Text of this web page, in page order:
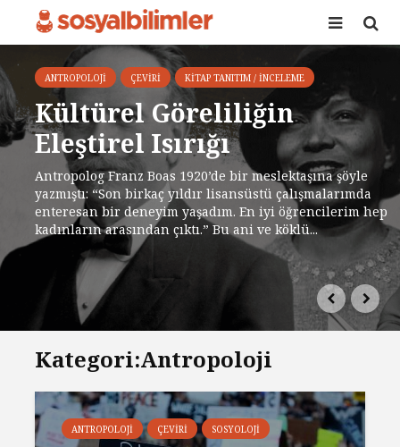
ANTROPOLOJI ÇEVIRI KITAP TANITIM / İNCELEME
Kültürel Göreliliğin
Eleştirel Isırığı
Antropolog Franz Boas 1920’de bir meslektaşına şöyle
yazmıştı: “Son birkaç yıldır lisansüstü çalışmalarımda
enteresan bir deneyim yaşadım. En iyi öğrencilerim hep
kadınların arasından çıktı.” Bu ani ve köklü...
Kategori:Antropoloji
ANTROPOLOJI ÇEVIRI SOSYOLOJI